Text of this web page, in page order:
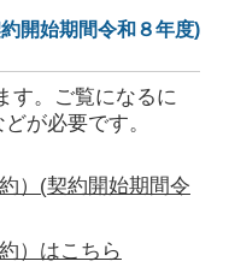
開始期間令和８年度)
す。ご覧になるに
どが必要です。
）(契約開始期間令
）はこちら